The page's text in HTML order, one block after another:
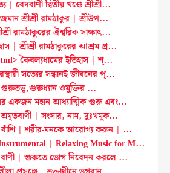
বেদবাণী দ্বিতীয় খণ্ডে শ্রীশ্রী...
শ্রীশ্রী রামঠাকুর | শ্রীউপ...
রামঠাকুরের ঐশ্বরিক সাক্ষাৎ...
| শ্রীশ্রী রামঠাকুরের আশ্রম প্র...
কৈবল্যধামের ইতিহাস | শ্...
সত্যের সন্ধানই জীবনের প্...
গুরুতত্ত্ব,গুরুধ্যান ওমুক্তির ...
একজন মহান আধ্যাত্মিক গুরু এবং...
অমৃতবাণী | সংসার, নাম, দুঃখমুক...
বাঁশি | শরীর-মনকে আরোগ্য করুন | ...
| Relaxing Music for M...
বাণী | গুরুতে ভোগ নিবেদন করলে ...